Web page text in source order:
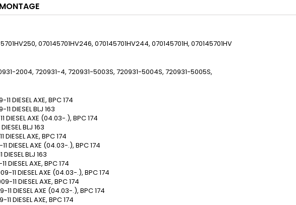
070145701HV246, 070145701HV244, 070145701H, 070145701HV
2004, 720931-4, 720931-5003S, 720931-5004S, 720931-5005S,
11 DIESELAXE, BPC174
11 DIESELBLJ 163
DIESELAXE (04.03-.), BPC174
DIESELBLJ 163
DIESELAXE, BPC174
DIESELAXE (04.03-.), BPC174
DIESELBLJ 163
DIESELAXE, BPC174
11 DIESELAXE (04.03-.), BPC174
11 DIESELAXE, BPC174
11 DIESELAXE (04.03-.), BPC174
11 DIESELAXE, BPC174